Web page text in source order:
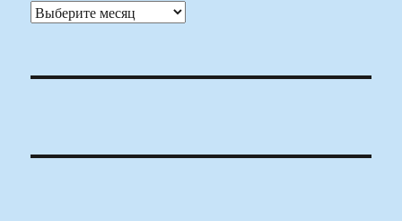
Архивы